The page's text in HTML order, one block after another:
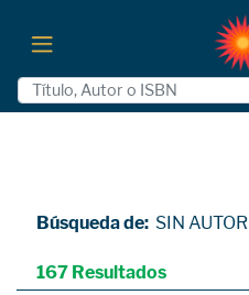
Búsqueda de: SIN AUTOR
167 Resultados